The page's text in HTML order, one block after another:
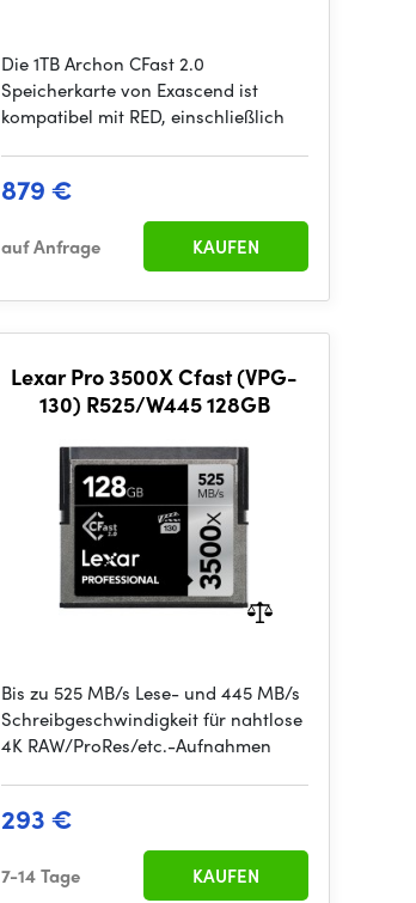
Die 1TB Archon CFast 2.0
Speicherkarte von Exascend ist
kompatibel mit RED, einschließlich
879 €
auf Anfrage KAUFEN
Lexar Pro 3500X Cfast (VPG-
130) R525/W445 128GB
Bis zu 525 MB/s Lese- und 445 MB/s
Schreibgeschwindigkeit für nahtlose
4K RAW/ProRes/etc.-Aufnahmen
293 €
7-14 Tage KAUFEN